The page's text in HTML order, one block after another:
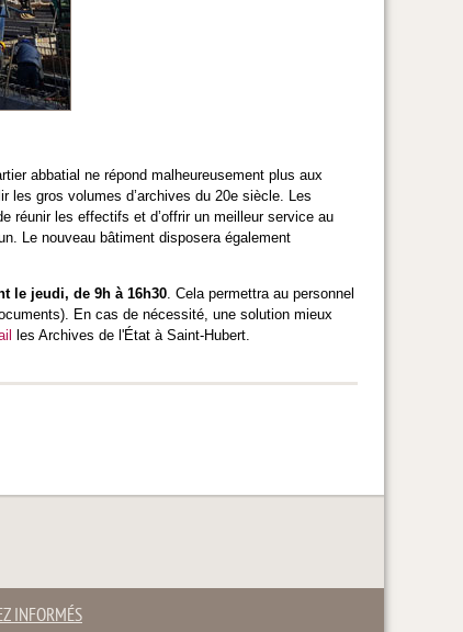
abbatial ne répond malheureusement plus aux
les gros volumes d’archives du 20e siècle. Les
réunir les effectifs et d’offrir un meilleur service au
Le nouveau bâtiment disposera également
le jeudi, de 9h à 16h30. Cela permettra au personnel
En cas de nécessité, une solution mieux
les Archives de l'État à Saint-Hubert.
INFORMÉS